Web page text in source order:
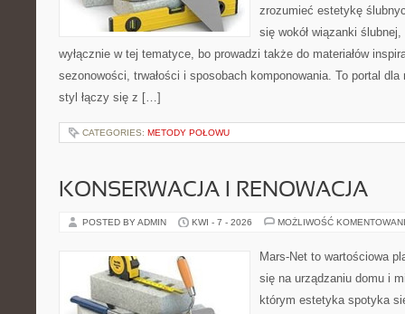
zrozumieć estetykę
się wokół wiązanki
wyłącznie w tej tematyce, bo prowadzi także do materiałów
sezonowości, trwałości i sposobach komponowania. To portal
styl łączy się z […]
CATEGORIES: METODY POŁOWU
KONSERWACJA I RENOWACJA
POSTED BY ADMIN KWI - 7 - 2026 MOŻLIWOŚĆ
Mars-Net to wartościowa
się na urządzaniu domu i
którym estetyka spotyka